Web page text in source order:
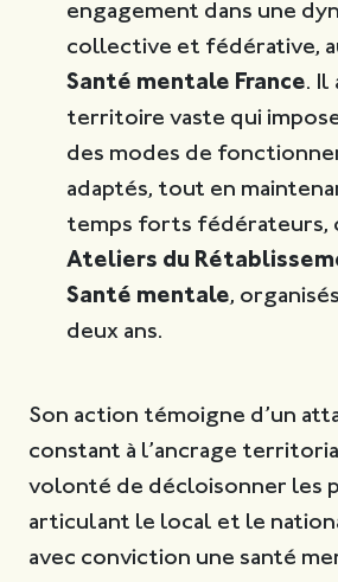
engagement dans une
collective et fédérative,
Santé mentale France. Il
territoire vaste qui
des modes de
adaptés, tout en
temps forts fédérateurs,
Ateliers du
Santé mentale,
deux ans.
Son action témoigne d’un
constant à l’ancrage
volonté de décloisonner les
articulant le local et le
avec conviction une santé